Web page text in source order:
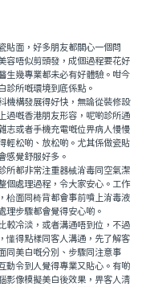
面，好多朋友都關心一個問
容唔似剪頭發，成個過程要花好
生幾專業都未必有好體驗。咁今
診所嘅環境到底係點。
構發展得好快，無論從裝修設
過嘅香港朋友形容，呢啲診所通
志或者手機充電嘅位畀病人慢慢
輕松啲、放松啲。尤其係做瓷貼
感覺舒服好多。
都非常注重器械消毒同空氣潔
個處理過程，令大家安心。工作
枱面同椅背都會事前噴上消毒液
理步驟都會覺得安心啲。
冷淡，或者溝通唔到位，不過
懂得點樣同客人溝通，先了解客
同美白嘅分別、步驟同注意事
動令到人覺得專業又貼心。有啲
影像模擬美白後效果，畀客人清